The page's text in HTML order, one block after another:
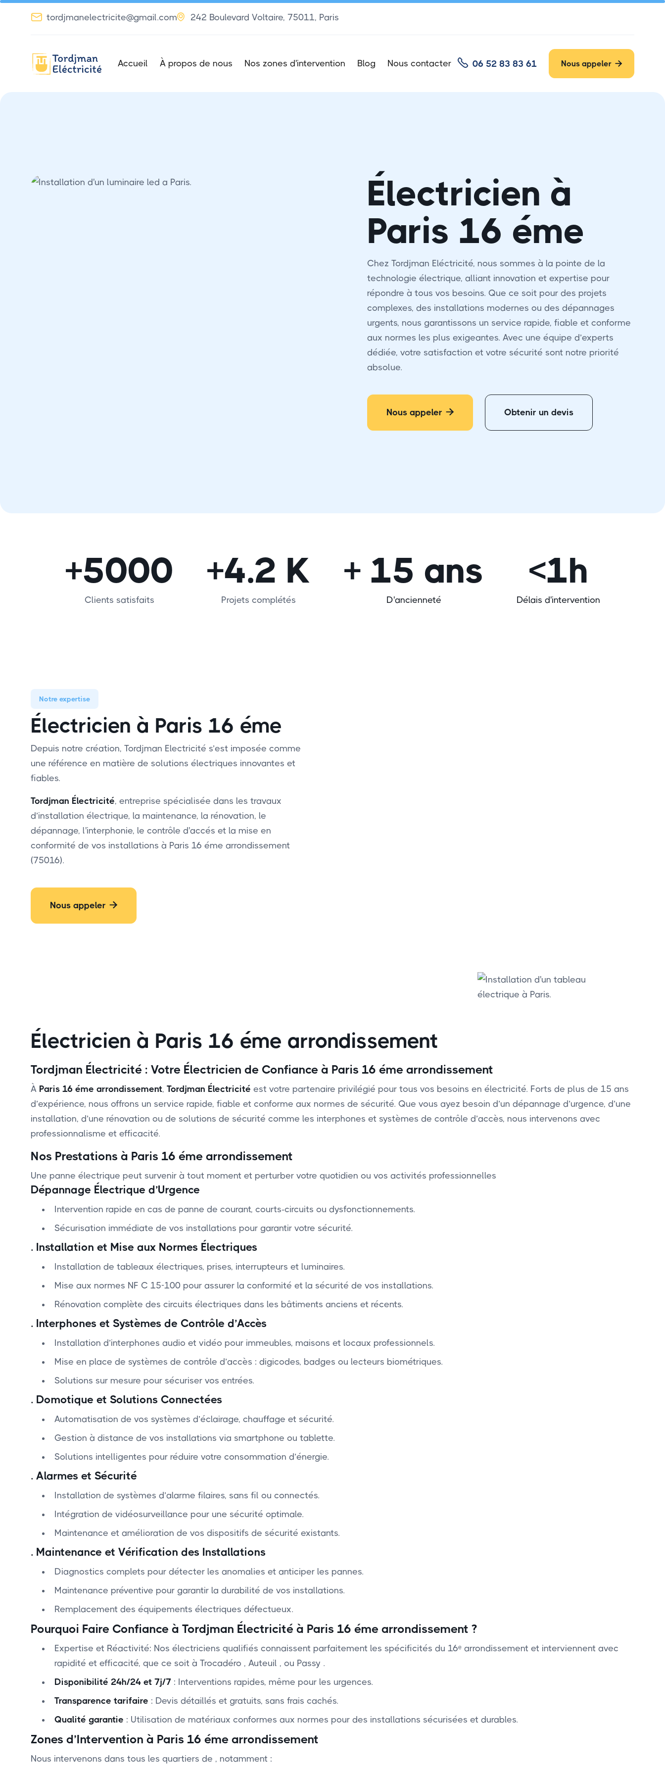
 tordjmanelectricite@gmail.com 242 Boulevard Voltaire, 75011, Paris
Accueil À propos de nous Nos zones d'intervention Blog Nous contacter  06 52 83 83 61 Nous appeler 
Électricien à
Paris 16 éme
Chez Tordjman Eléctricité, nous sommes à la pointe de la
technologie électrique, alliant innovation et expertise pour
répondre à tous vos besoins. Que ce soit pour des projets
complexes, des installations modernes ou des dépannages
urgents, nous garantissons un service rapide, fiable et conforme
aux normes les plus exigeantes. Avec une équipe d’experts
dédiée, votre satisfaction et votre sécurité sont notre priorité
absolue.
Nous appeler  Obtenir un devis
+5000
Clients satisfaits
+4.2 K
Projets complétés
+ 15 ans
D'ancienneté
<1h
Délais d'intervention
Notre expertise
Électricien à Paris 16 éme
Depuis notre création, Tordjman Electricité s’est imposée comme
une référence en matière de solutions électriques innovantes et
fiables.
Tordjman Électricité, entreprise spécialisée dans les travaux
d’installation électrique, la maintenance, la rénovation, le
dépannage, l'interphonie, le contrôle d'accés et la mise en
conformité de vos installations à Paris 16 éme arrondissement
(75016).
Nous appeler 
Électricien à Paris 16 éme arrondissement
Tordjman Électricité : Votre Électricien de Confiance à Paris 16 éme arrondissement
À Paris 16 éme arrondissement, Tordjman Électricité est votre partenaire privilégié pour tous vos besoins en électricité. Forts de plus de 15 ans
d’expérience, nous offrons un service rapide, fiable et conforme aux normes de sécurité. Que vous ayez besoin d’un dépannage d’urgence, d’une
installation, d’une rénovation ou de solutions de sécurité comme les interphones et systèmes de contrôle d’accès, nous intervenons avec
professionnalisme et efficacité.
Nos Prestations à Paris 16 éme arrondissement
Une panne électrique peut survenir à tout moment et perturber votre quotidien ou vos activités professionnelles
Dépannage Électrique d’Urgence
Intervention rapide en cas de panne de courant, courts-circuits ou dysfonctionnements.
Sécurisation immédiate de vos installations pour garantir votre sécurité.
. Installation et Mise aux Normes Électriques
Installation de tableaux électriques, prises, interrupteurs et luminaires.
Mise aux normes NF C 15-100 pour assurer la conformité et la sécurité de vos installations.
Rénovation complète des circuits électriques dans les bâtiments anciens et récents.
. Interphones et Systèmes de Contrôle d’Accès
Installation d’interphones audio et vidéo pour immeubles, maisons et locaux professionnels.
Mise en place de systèmes de contrôle d’accès : digicodes, badges ou lecteurs biométriques.
Solutions sur mesure pour sécuriser vos entrées.
. Domotique et Solutions Connectées
Automatisation de vos systèmes d’éclairage, chauffage et sécurité.
Gestion à distance de vos installations via smartphone ou tablette.
Solutions intelligentes pour réduire votre consommation d’énergie.
. Alarmes et Sécurité
Installation de systèmes d’alarme filaires, sans fil ou connectés.
Intégration de vidéosurveillance pour une sécurité optimale.
Maintenance et amélioration de vos dispositifs de sécurité existants.
. Maintenance et Vérification des Installations
Diagnostics complets pour détecter les anomalies et anticiper les pannes.
Maintenance préventive pour garantir la durabilité de vos installations.
Remplacement des équipements électriques défectueux.
Pourquoi Faire Confiance à Tordjman Électricité à Paris 16 éme arrondissement ?
Expertise et Réactivité: ‍Nos électriciens qualifiés connaissent parfaitement les spécificités du 16ᵉ arrondissement et interviennent avec
rapidité et efficacité, que ce soit à Trocadéro , Auteuil , ou Passy .
Disponibilité 24h/24 et 7j/7 : Interventions rapides, même pour les urgences.
Transparence tarifaire : Devis détaillés et gratuits, sans frais cachés.
Qualité garantie : Utilisation de matériaux conformes aux normes pour des installations sécurisées et durables.
Zones d’Intervention à Paris 16 éme arrondissement
Nous intervenons dans tous les quartiers de , notamment :